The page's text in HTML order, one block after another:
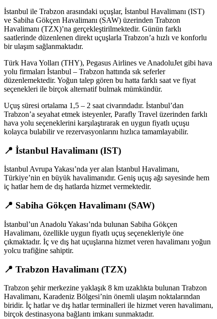
İstanbul ile Trabzon arasındaki uçuşlar, İstanbul Havalimanı (IST)
ve Sabiha Gökçen Havalimanı (SAW) üzerinden Trabzon
Havalimanı (TZX)’na gerçekleştirilmektedir. Günün farklı
saatlerinde düzenlenen direkt uçuşlarla Trabzon’a hızlı ve konforlu
bir ulaşım sağlanmaktadır.
Türk Hava Yolları (THY), Pegasus Airlines ve AnadoluJet gibi hava
yolu firmaları İstanbul – Trabzon hattında sık seferler
düzenlemektedir. Yoğun talep gören bu hatta farklı saat ve fiyat
seçenekleri ile birçok alternatif bulmak mümkündür.
Uçuş süresi ortalama 1,5 – 2 saat civarındadır. İstanbul’dan
Trabzon’a seyahat etmek isteyenler, Parafly Travel üzerinden farklı
hava yolu seçeneklerini karşılaştırarak en uygun fiyatlı uçuşu
kolayca bulabilir ve rezervasyonlarını hızlıca tamamlayabilir.
📍 İstanbul Havalimanı (IST)
İstanbul Avrupa Yakası’nda yer alan İstanbul Havalimanı,
Türkiye’nin en büyük havalimanıdır. Geniş uçuş ağı sayesinde hem
iç hatlar hem de dış hatlarda hizmet vermektedir.
📍 Sabiha Gökçen Havalimanı (SAW)
İstanbul’un Anadolu Yakası’nda bulunan Sabiha Gökçen
Havalimanı, özellikle uygun fiyatlı uçuş seçenekleriyle öne
çıkmaktadır. İç ve dış hat uçuşlarına hizmet veren havalimanı yoğun
yolcu trafiğine sahiptir.
📍 Trabzon Havalimanı (TZX)
Trabzon şehir merkezine yaklaşık 8 km uzaklıkta bulunan Trabzon
Havalimanı, Karadeniz Bölgesi’nin önemli ulaşım noktalarından
biridir. İç hatlar ve dış hatlar terminalleri ile hizmet veren havalimanı,
birçok destinasyona bağlantı imkanı sunmaktadır.